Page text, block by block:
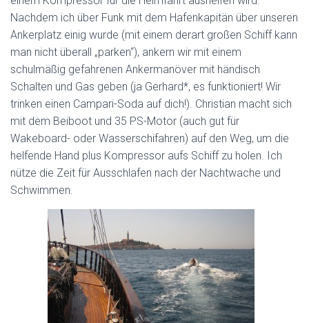
Nachdem ich über Funk mit dem Hafenkapitän über unseren
Ankerplatz einig wurde (mit einem derart großen Schiff kann
man nicht überall „parken“), ankern wir mit einem
schulmäßig gefahrenen Ankermanöver mit händisch
Schalten und Gas geben (ja Gerhard*, es funktioniert! Wir
trinken einen Campari-Soda auf dich!). Christian macht sich
mit dem Beiboot und 35 PS-Motor (auch gut für
Wakeboard- oder Wasserschifahren) auf den Weg, um die
helfende Hand plus Kompressor aufs Schiff zu holen. Ich
nütze die Zeit für Ausschlafen nach der Nachtwache und
Schwimmen.